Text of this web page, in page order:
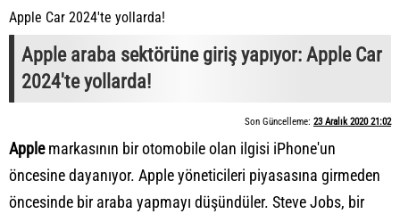
Apple Car 2024'te yollarda!
Apple araba sektörüne giriş yapıyor: Apple Car
2024'te yollarda!
Son Güncelleme: 23 Aralık 2020 21:02
Applemarkasının bir otomobile olan ilgisi iPhone'un
öncesine dayanıyor. Apple yöneticileri piyasasına girmeden
öncesinde bir araba yapmayı düşündüler. Steve Jobs, bir